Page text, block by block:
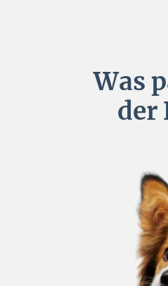
Was
der